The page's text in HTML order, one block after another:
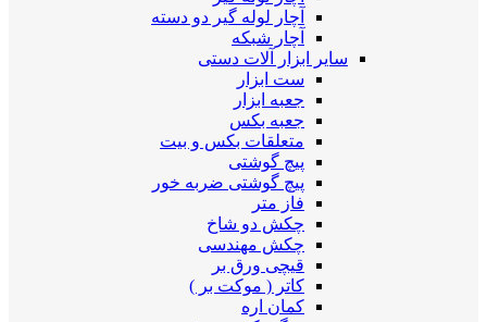
آچار لوله گیر دو دسته
آچار شبکه
سایر ابزار آلات دستی
ست ابزار
جعبه ابزار
جعبه بکس
متعلقات بکس و بیت
پیچ گوشتی
پیچ گوشتی ضربه خور
فاز متر
چکش دو شاخ
چکش مهندسی
قیچی ورق بر
کاتر ( موکت بر )
کمان اره